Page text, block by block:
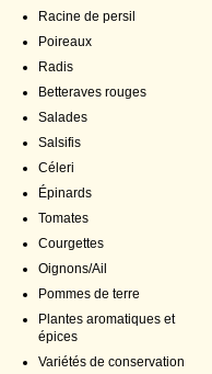
Racine de persil
Poireaux
Radis
Betteraves rouges
Salades
Salsifis
Céleri
Épinards
Tomates
Courgettes
Oignons/Ail
Pommes de terre
Plantes aromatiques et
épices
Variétés de conservation